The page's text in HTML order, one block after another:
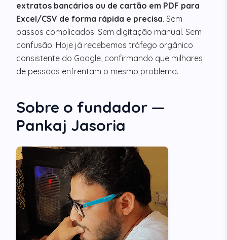
extratos bancários ou de cartão em PDF para
Excel/CSV de forma rápida e precisa. Sem
passos complicados. Sem digitação manual. Sem
confusão. Hoje já recebemos tráfego orgânico
consistente do Google, confirmando que milhares
de pessoas enfrentam o mesmo problema.
Sobre o fundador —
Pankaj Jasoria